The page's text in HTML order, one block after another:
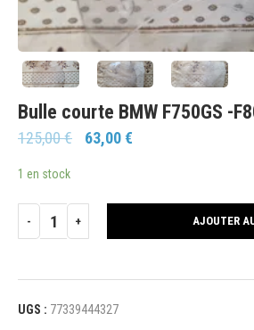
Bulle courte BMW F750GS -
125,00€ 63,00€
1 en stock
AJOUTER
UGS : 77339444327